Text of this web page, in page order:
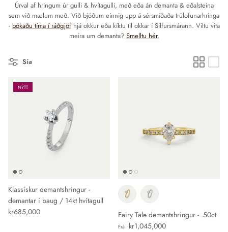
Úrval af hringum úr gulli & hvítagulli, með eða án demanta & eðalsteina
sem við mælum með. Við bjóðum einnig upp á sérsmíðaða trúlofunarhringa
- bókaðu tíma í ráðgjöfhjá okkur eða kíktu til okkar í Silfursmárann. Viltu vita
meira um demanta? Smelltu hér.
Sía
NÝTT
Klassískur demantshringur -
demantar í baug / 14kt hvítagull
Verð
kr685,000
Fairy Tale demantshringur - .50ct
Verð
Frá kr1,045,000